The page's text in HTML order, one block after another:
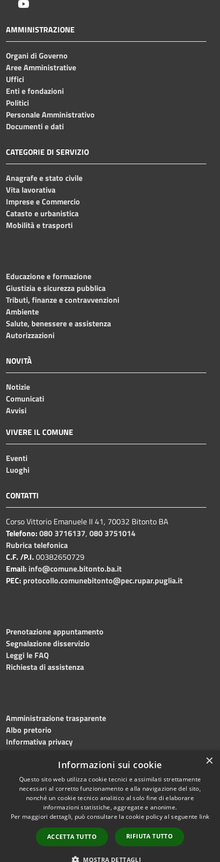
AMMINISTRAZIONE
Organi di Governo
Aree Amministrative
Uffici
Enti e fondazioni
Politici
Personale Amministrativo
Documenti e dati
CATEGORIE DI SERVIZIO
Anagrafe e stato civile
Vita lavorativa
Imprese e Commercio
Catasto e urbanistica
Mobilità e trasporti
Educazione e formazione
Giustizia e sicurezza pubblica
Tributi, finanze e contravvenzioni
Ambiente
Salute, benessere e assistenza
Autorizzazioni
NOVITÀ
Notizie
Comunicati
Avvisi
VIVERE IL COMUNE
Eventi
Luoghi
CONTATTI
Corso Vittorio Emanuele II 41, 70032 Bitonto BA
Telefono:080 3716137, 080 3751014
Rubrica telefonica
C.F. /P.I.00382650729
Email: info@comune.bitonto.ba.it
PEC: protocollo.comunebitonto@pec.rupar.puglia.it
Prenotazione appuntamento
Segnalazione disservizio
Leggi le FAQ
Richiesta di assistenza
Amministrazione trasparente
Albo pretorio
Informativa privacy
Dichiarazione di accessibilità Meccanismo di feedback
RSS
Accessibilità
Copyright © 2026 • Comune di
Bitonto • Powered by
Municipium•
Accesso
redazione
×
Informazioni sui cookie
Questo sito web utilizza cookie tecnici e assimilati strettamente
necessari al corretto funzionamento e alla navigazione del sito,
nonché un cookie tecnico analitico al solo fine di elaborare
informazioni statistiche, aggregate e anonime.
Per maggiori dettagli, può consultare la cookie policy al seguente link
ACCETTA TUTTO RIFIUTA TUTTO
MOSTRA DETTAGLI